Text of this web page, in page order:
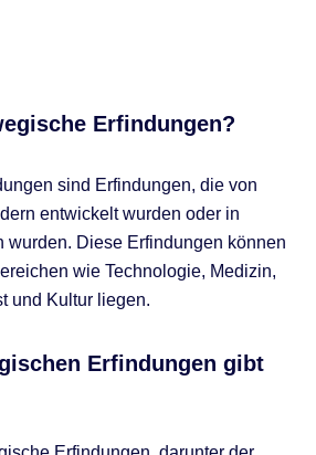
Erfindungen?
sind Erfindungen, die von
entwickelt wurden oder in
wurden. Diese Erfindungen können
wie Technologie, Medizin,
und Kultur liegen.
Erfindungen gibt